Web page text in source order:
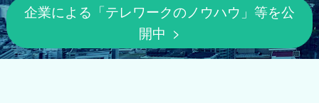
企業による「テレワークのノウハウ」等を公
開中